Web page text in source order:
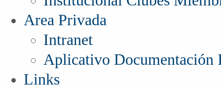
Area Privada
Intranet
Aplicativo Documentación
Links